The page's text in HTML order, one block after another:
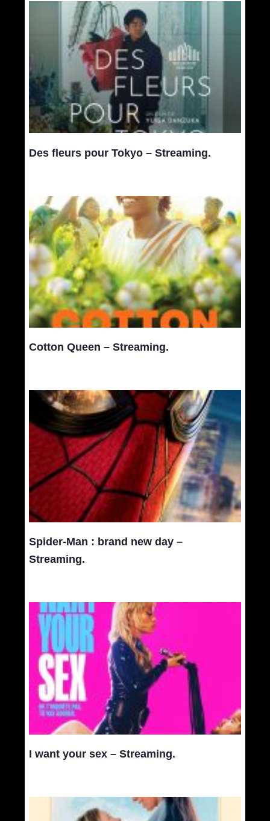
Des fleurs pour Tokyo – Streaming.
Cotton Queen – Streaming.
Spider-Man : brand new day –
Streaming.
I want your sex – Streaming.